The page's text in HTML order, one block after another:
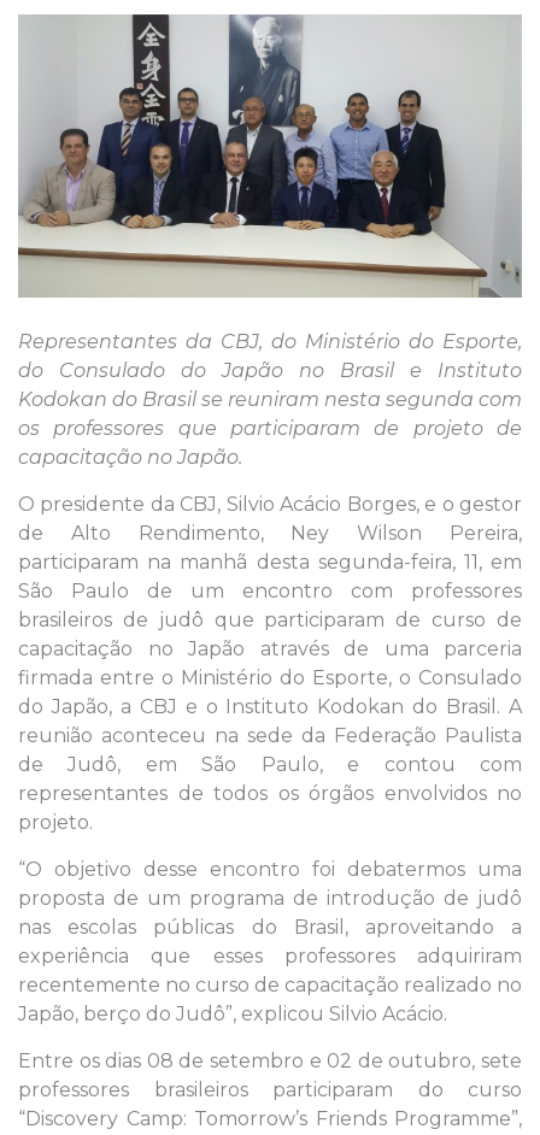
Representantes da CBJ, do Ministério do Esporte,
do Consulado do Japão no Brasil e Instituto
Kodokan do Brasil se reuniram nesta segunda com
os professores que participaram de projeto de
capacitação no Japão.
O presidente da CBJ, Silvio Acácio Borges, e o gestor
de Alto Rendimento, Ney Wilson Pereira,
participaram na manhã desta segunda-feira, 11, em
São Paulo de um encontro com professores
brasileiros de judô que participaram de curso de
capacitação no Japão através de uma parceria
firmada entre o Ministério do Esporte, o Consulado
do Japão, a CBJ e o Instituto Kodokan do Brasil. A
reunião aconteceu na sede da Federação Paulista
de Judô, em São Paulo, e contou com
representantes de todos os órgãos envolvidos no
projeto.
“O objetivo desse encontro foi debatermos uma
proposta de um programa de introdução de judô
nas escolas públicas do Brasil, aproveitando a
experiência que esses professores adquiriram
recentemente no curso de capacitação realizado no
Japão, berço do Judô”, explicou Silvio Acácio.
Entre os dias 08 de setembro e 02 de outubro, sete
professores brasileiros participaram do curso
“Discovery Camp: Tomorrow’s Friends Programme”,